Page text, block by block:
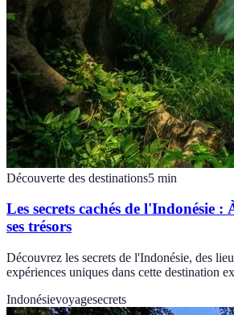
Découverte des destinations5 min
Les secrets cachés de l'Indonésie :
ses trésors
Découvrez les secrets de l'Indonésie, des
expériences uniques dans cette destination
Indonésievoyagesecrets